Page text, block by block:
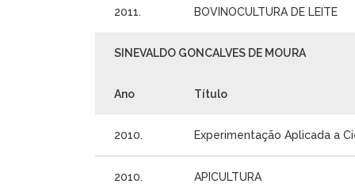
2011. BOVINOCULTURA DE LEITE
SINEVALDO GONCALVES DE MOURA
Ano Título
2010. Experimentação Aplicada a
2010. APICULTURA